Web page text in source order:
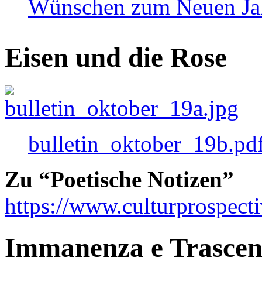
Wünschen zum Neuen
Eisen und die Rose
Zu “Poetische Notizen”
https://
Immanenza e